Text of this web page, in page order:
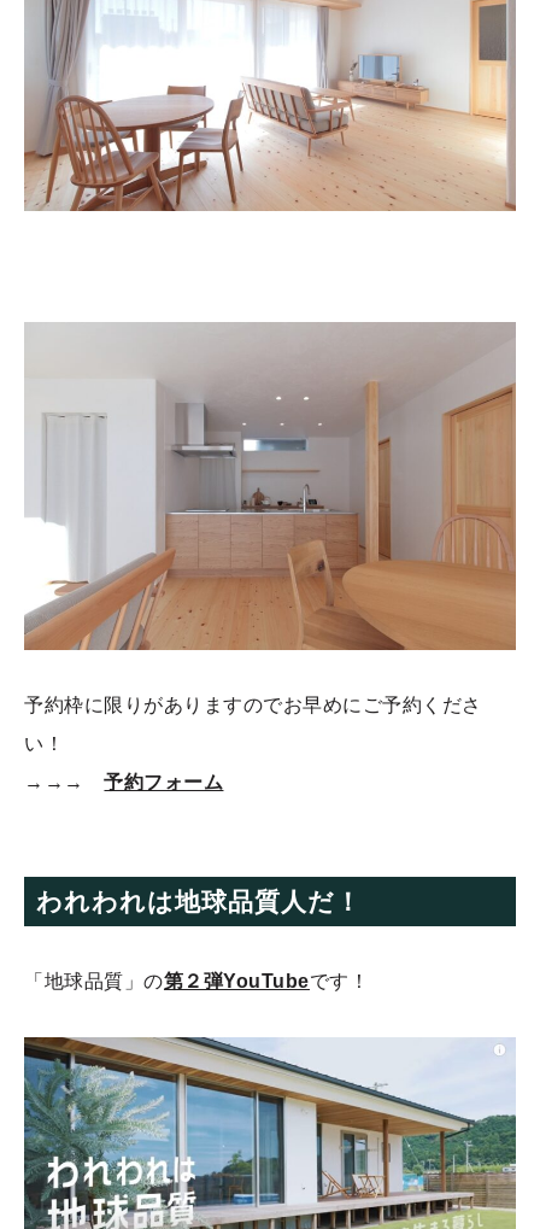
予約枠に限りがありますのでお早めにご予約くださ
い！
→→→予約フォーム
われわれは地球品質人だ！
「地球品質」の第２弾YouTubeです！